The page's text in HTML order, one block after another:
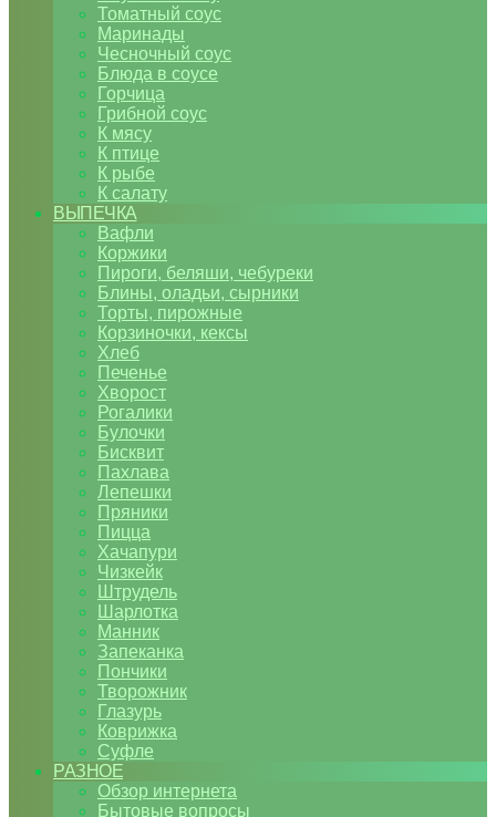
Томатный соус
Маринады
Чесночный соус
Блюда в соусе
Горчица
Грибной соус
К мясу
К птице
К рыбе
К салату
ВЫПЕЧКА
Вафли
Коржики
Пироги, беляши, чебуреки
Блины, оладьи, сырники
Торты, пирожные
Корзиночки, кексы
Хлеб
Печенье
Хворост
Рогалики
Булочки
Бисквит
Пахлава
Лепешки
Пряники
Пицца
Хачапури
Чизкейк
Штрудель
Шарлотка
Манник
Запеканка
Пончики
Творожник
Глазурь
Коврижка
Суфле
РАЗНОЕ
Обзор интернета
Бытовые вопросы